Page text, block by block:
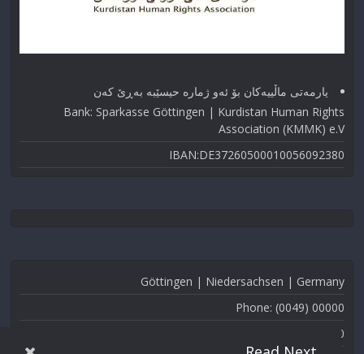
یارمەتی ماڵییەکان بۆ ئەو ژماره حیسێبە بەڕێ کەن
Bank: Sparkasse Göttingen | Kurdistan Human Rights
Association (KMMK) e.V
IBAN:DE37260500010056092380
Göttingen | Niedersachsen | Germany
Phone: (0049) 00000
Fax: (0049) 000-000